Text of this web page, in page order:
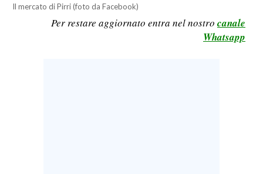
Il mercato di Pirri (foto da Facebook)
Per restare aggiornato entra nel nostro canale
Whatsapp